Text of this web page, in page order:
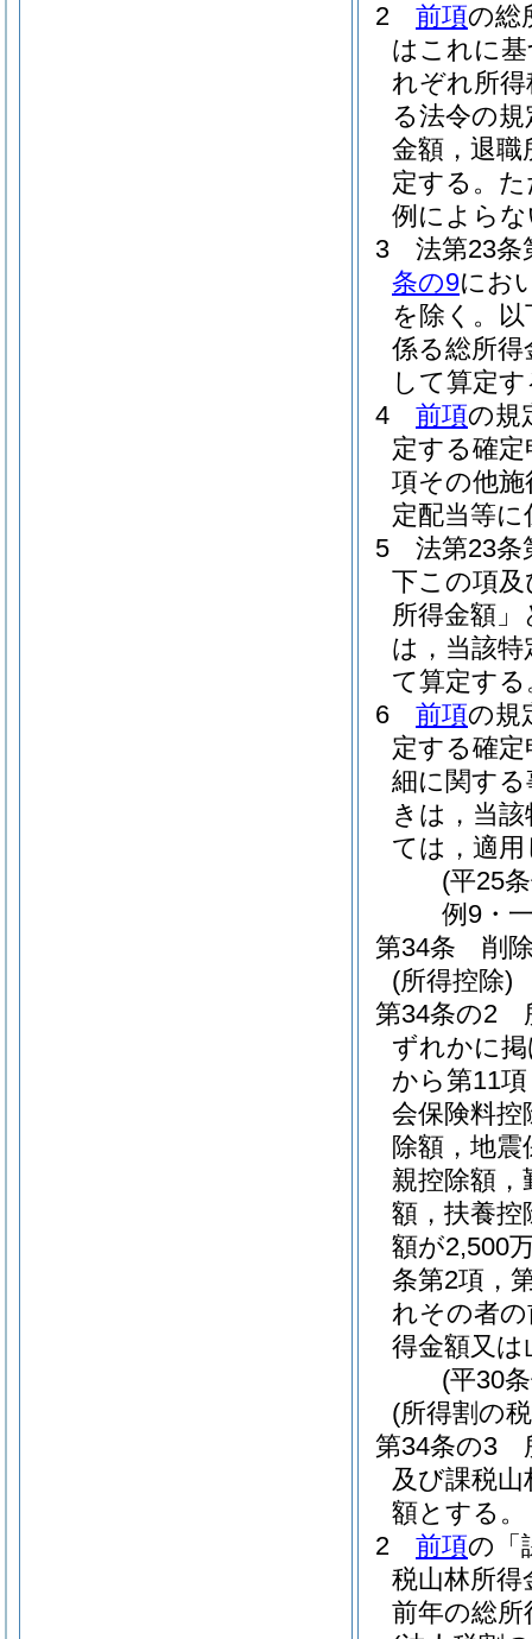
2
前項の総
はこれに
れぞれ所得
る法令の
金額，退
定する。 た
例によら
3
法第23条
条の9にお
を除く。
係る総所得
して算定
4
前項の規
定する確
項その他
定配当等
5
法第23条
下この項及
所得金額
は，当該
て算定する
6
前項の規
定する確
細に関す
きは，当
ては，適
(平25
例9・
第34条
削
(所得控除)
第34条の2
ずれかに
から第11
会保険料控
除額，地
親控除額，
額，扶養控
額が2,500
条第2項，
れその者
得金額又
(平30
(所得割の
第34条の3
及び課税
額とする。
2
前項の「
税山林所
前年の総所